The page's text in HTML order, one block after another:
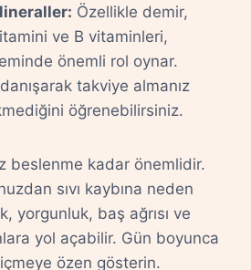
Özellikle demir,
ve B vitaminleri,
önemli rol oynar.
takviye almanız
öğrenebilirsiniz.
beslenme kadar önemlidir.
sıvı kaybına neden
yorgunluk, baş ağrısı ve
yol açabilir. Gün boyunca
özen gösterin.